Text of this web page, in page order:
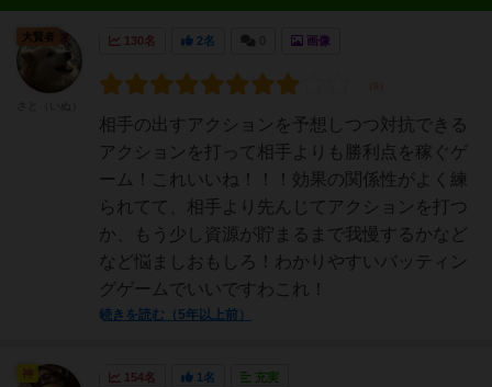
130名 2名 画像
相手の出すアクションを予想しつつ対抗できる
アクションを打って相手よりも勝利点を稼ぐゲ
ーム！これいいね！！！効果の関係性がよく練
られてて、相手より先んじてアクションを打つ
か、もう少し資源が貯まるまで我慢するかなど
など悩ましおもしろ！わかりやすいバッティン
グゲームでいいですわこれ！
続きを読む（5年以上前）
大賢者
154名 1名 充実
神